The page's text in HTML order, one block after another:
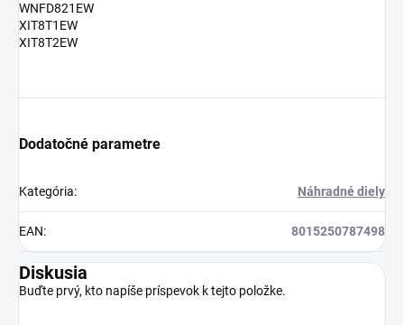
WNFD821EW
XIT8T1EW
XIT8T2EW
Dodatočné parametre
Kategória: Náhradné diely
EAN: 8015250787498
Diskusia
Buďte prvý, kto napíše príspevok k tejto položke.